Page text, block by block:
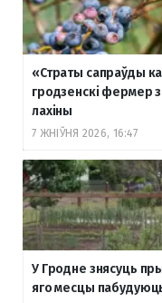
«Страты сапраўды
гродзенскі фермер
лахіны
7 ЖНІЎНЯ 2026, 16:47
У Гродне знясуць
яго месцы